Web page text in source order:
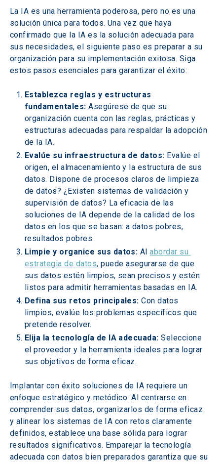
La IA es una herramienta poderosa, pero no es una
solución única para todos. Una vez que haya
confirmado que la IA es la solución adecuada para
sus necesidades, el siguiente paso es preparar a su
organización para su implementación exitosa. Siga
estos pasos esenciales para garantizar el éxito:
Establezca reglas y estructuras
fundamentales: Asegúrese de que su
organización cuenta con las reglas, prácticas y
estructuras adecuadas para respaldar la adopción
de la IA.
Evalúe su infraestructura de datos: Evalúe el
origen, el almacenamiento y la estructura de sus
datos. Dispone de procesos claros de limpieza
de datos? ¿Existen sistemas de validación y
supervisión de datos? La eficacia de las
soluciones de IA depende de la calidad de los
datos en los que se basan: a datos pobres,
resultados pobres.
Limpie y organice sus datos: Al abordar su
estrategia de datos, puede asegurarse de que
sus datos estén limpios, sean precisos y estén
listos para admitir herramientas basadas en IA.
Defina sus retos principales: Con datos
limpios, evalúe los problemas específicos que
pretende resolver.
Elija la tecnología de IA adecuada: Seleccione
el proveedor y la herramienta ideales para lograr
sus objetivos de forma eficaz.
Implantar con éxito soluciones de IA requiere un
enfoque estratégico y metódico. Al centrarse en
comprender sus datos, organizarlos de forma eficaz
y alinear los sistemas de IA con retos claramente
definidos, establece una base sólida para lograr
resultados significativos. Emparejar la tecnología
adecuada con datos bien preparados garantiza que su